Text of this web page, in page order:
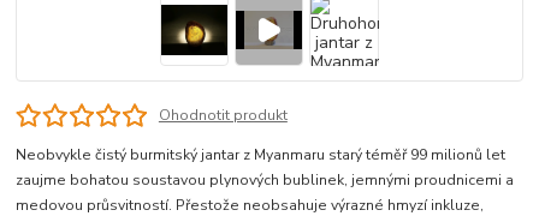
Ohodnotit produkt
Neobvykle čistý burmitský jantar z Myanmaru starý téměř 99 milionů let
zaujme bohatou soustavou plynových bublinek, jemnými proudnicemi a
medovou průsvitností. Přestože neobsahuje výrazné hmyzí inkluze,